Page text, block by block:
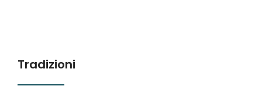
Tradizioni